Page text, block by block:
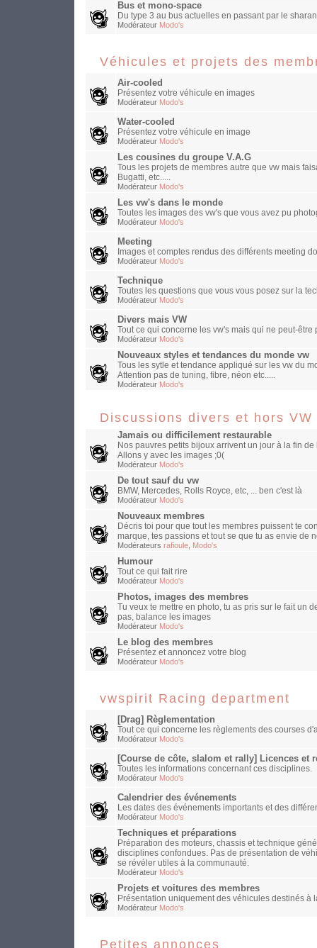
Bus et mono-space
Du type 3 au bus actuelles en passant par le
Modérateur Modo's
Véhicules et projets des
Air-cooled
Présentez votre véhicule en images
Modérateur Modo's
Water-cooled
Présentez votre véhicule en image
Modérateur Modo's
Les cousines du groupe V.A.G
Tous les projets de membres autre que vw mais
Bugatti, etc.....
Modérateur Modo's
Les vw's dans le monde
Toutes les images des vw's que vous avez pu
Modérateur Modo's
Meeting
Images et comptes rendus des différents meeting
Modérateur Modo's
Technique
Toutes les questions que vous vous posez sur la
Modérateur Modo's
Divers mais VW
Tout ce qui concerne les vw's mais qui ne peut-
Modérateur Modo's
Nouveaux styles et tendances du monde vw
Tous les sytle et tendance appliqué sur les vw du
Attention pas de tuning, fibre, néon etc.....
Modérateur Modo's
Discussions divers et hors VW
Jamais ou difficilement restaurable
Nos pauvres petits bijoux arrivent un jour à la fin
Allons y avec les images ;0(
Modérateur Modo's
De tout sauf du vw
BMW, Mercedes, Rolls Royce, etc, ... ben c'est là
Modérateur Modo's
Nouveaux membres
Décris toi pour que tout les membres puissent te
marque, tes passions et tout se que tu as envie de
Modérateurs rafioule Modo's
Humour
Tout ce qui fait rire
Modérateur Modo's
Photos, images des membres
Tu veux te mettre en photo, tu as pris sur le fait un
pas, balance les images
Modérateur Modo's
Le blog des membres
Présentez et annoncez votre blog
Modérateur Modo's
vwspirit Racing department
[Drag] Règlementation
Tout ce qui concerne les règlements des courses
Modérateur Modo's
[Course de côte, slalom et rally] Licences et
Toutes les informations concernant ces disciplines.
Modérateur Modo's
Calendrier des événements
Les dates des événements importants et des
Modérateur Modo's
Techniques et préparations
Préparation des moteurs, chassis et technique
disciplines confondues. Pas de présentation de
se révéler utiles à la communauté.
Modérateur Modo's
Projets et voitures des membres
Présentation uniquement des véhicules destinés
Modérateur Modo's
Petites annonces